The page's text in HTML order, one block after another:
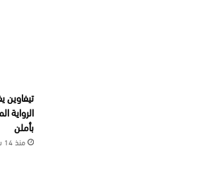
تيفاوين
الرواية
بأملن
منذ 14 ساعة